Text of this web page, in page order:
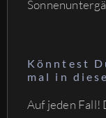
Könntest
mal in
Auf jeden Fall!